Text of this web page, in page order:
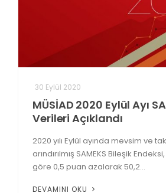
30 Eylül 2020
MÜSİAD 2020 Eylül Ayı
Verileri Açıklandı
2020 yılı Eylül ayında mevsim ve
arındırılmış SAMEKS Bileşik
göre 0,5 puan azalarak 50,2...
DEVAMINI OKU